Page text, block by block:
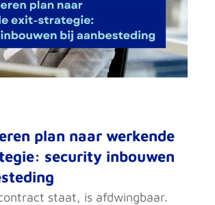
plan naar werkende
security inbouwen
staat, is afdwingbaar.